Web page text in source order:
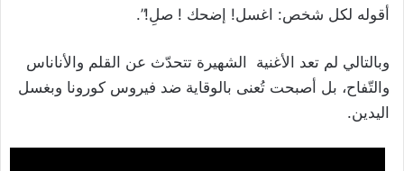
أقوله لكل شخص: اغسل! إضحك ! صلِ!”.
وبالتالي لم تعد الأغنية الشهيرة تتحدّث عن القلم والأناناس
والتّفاح، بل أصبحت تُعنى بالوقاية ضد فيروس كورونا وبغسل
اليدين.